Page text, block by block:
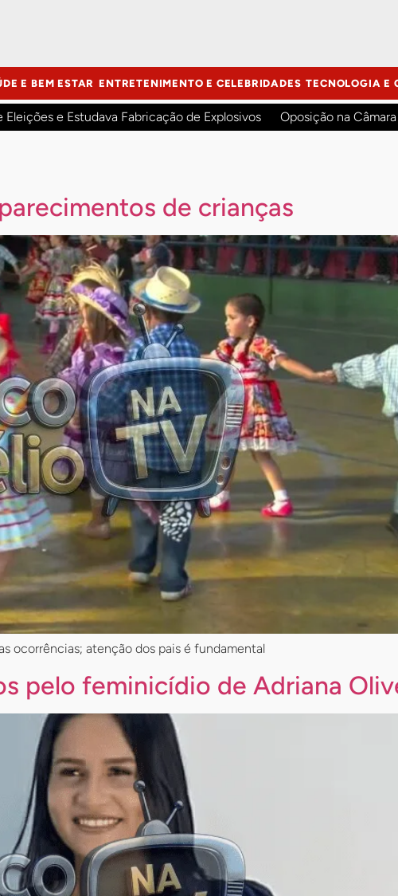
E BEM ESTAR ENTRETENIMENTO E CELEBRIDADES TECNOLOGIA E
e Estudava Fabricação de Explosivos Oposição na
de crianças
ocorrências; atenção dos pais é fundamental
pelo feminicídio de Adriana